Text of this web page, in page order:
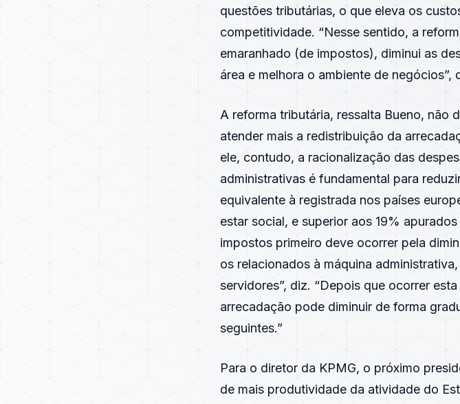
questões tributárias, o que eleva os
competitividade. “Nesse sentido, a
emaranhado (de impostos), diminui as
área e melhora o ambiente de negócios”,
A reforma tributária, ressalta Bueno, não
atender mais a redistribuição da
ele, contudo, a racionalização das
administrativas é fundamental para
equivalente à registrada nos países
estar social, e superior aos 19%
impostos primeiro deve ocorrer pela
os relacionados à máquina
servidores”, diz. “Depois que ocorrer
arrecadação pode diminuir de forma
seguintes.”
Para o diretor da KPMG, o próximo
de mais produtividade da atividade do